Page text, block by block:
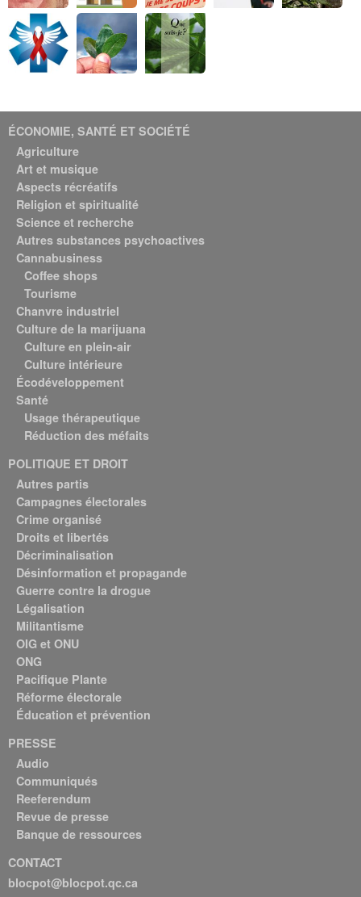
ÉCONOMIE, SANTÉ ET SOCIÉTÉ
Agriculture
Art et musique
Aspects récréatifs
Religion et spiritualité
Science et recherche
Autres substances psychoactives
Cannabusiness
Coffee shops
Tourisme
Chanvre industriel
Culture de la marijuana
Culture en plein-air
Culture intérieure
Écodéveloppement
Santé
Usage thérapeutique
Réduction des méfaits
POLITIQUE ET DROIT
Autres partis
Campagnes électorales
Crime organisé
Droits et libertés
Décriminalisation
Désinformation et propagande
Guerre contre la drogue
Légalisation
Militantisme
OIG et ONU
ONG
Pacifique Plante
Réforme électorale
Éducation et prévention
PRESSE
Audio
Communiqués
Reeferendum
Revue de presse
Banque de ressources
CONTACT
blocpot@blocpot.qc.ca